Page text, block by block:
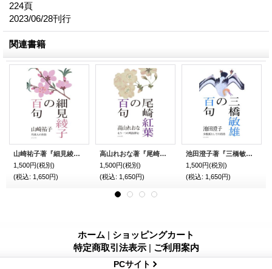
224頁
2023/06/28刊行
関連書籍
山崎祐子著『細見綾子の百句』（ほそみあやこのひゃっく）
1,500円(税別)
(税込: 1,650円)
高山れおな著『尾崎紅葉の百句』（おざきこうようのひゃっく）
1,500円(税別)
(税込: 1,650円)
池田澄子著『三橋敏雄の百句』（みつはしとしおのひゃっく）
1,500円(税別)
(税込: 1,650円)
ホーム | ショッピングカート
特定商取引法表示 | ご利用案内
PCサイト